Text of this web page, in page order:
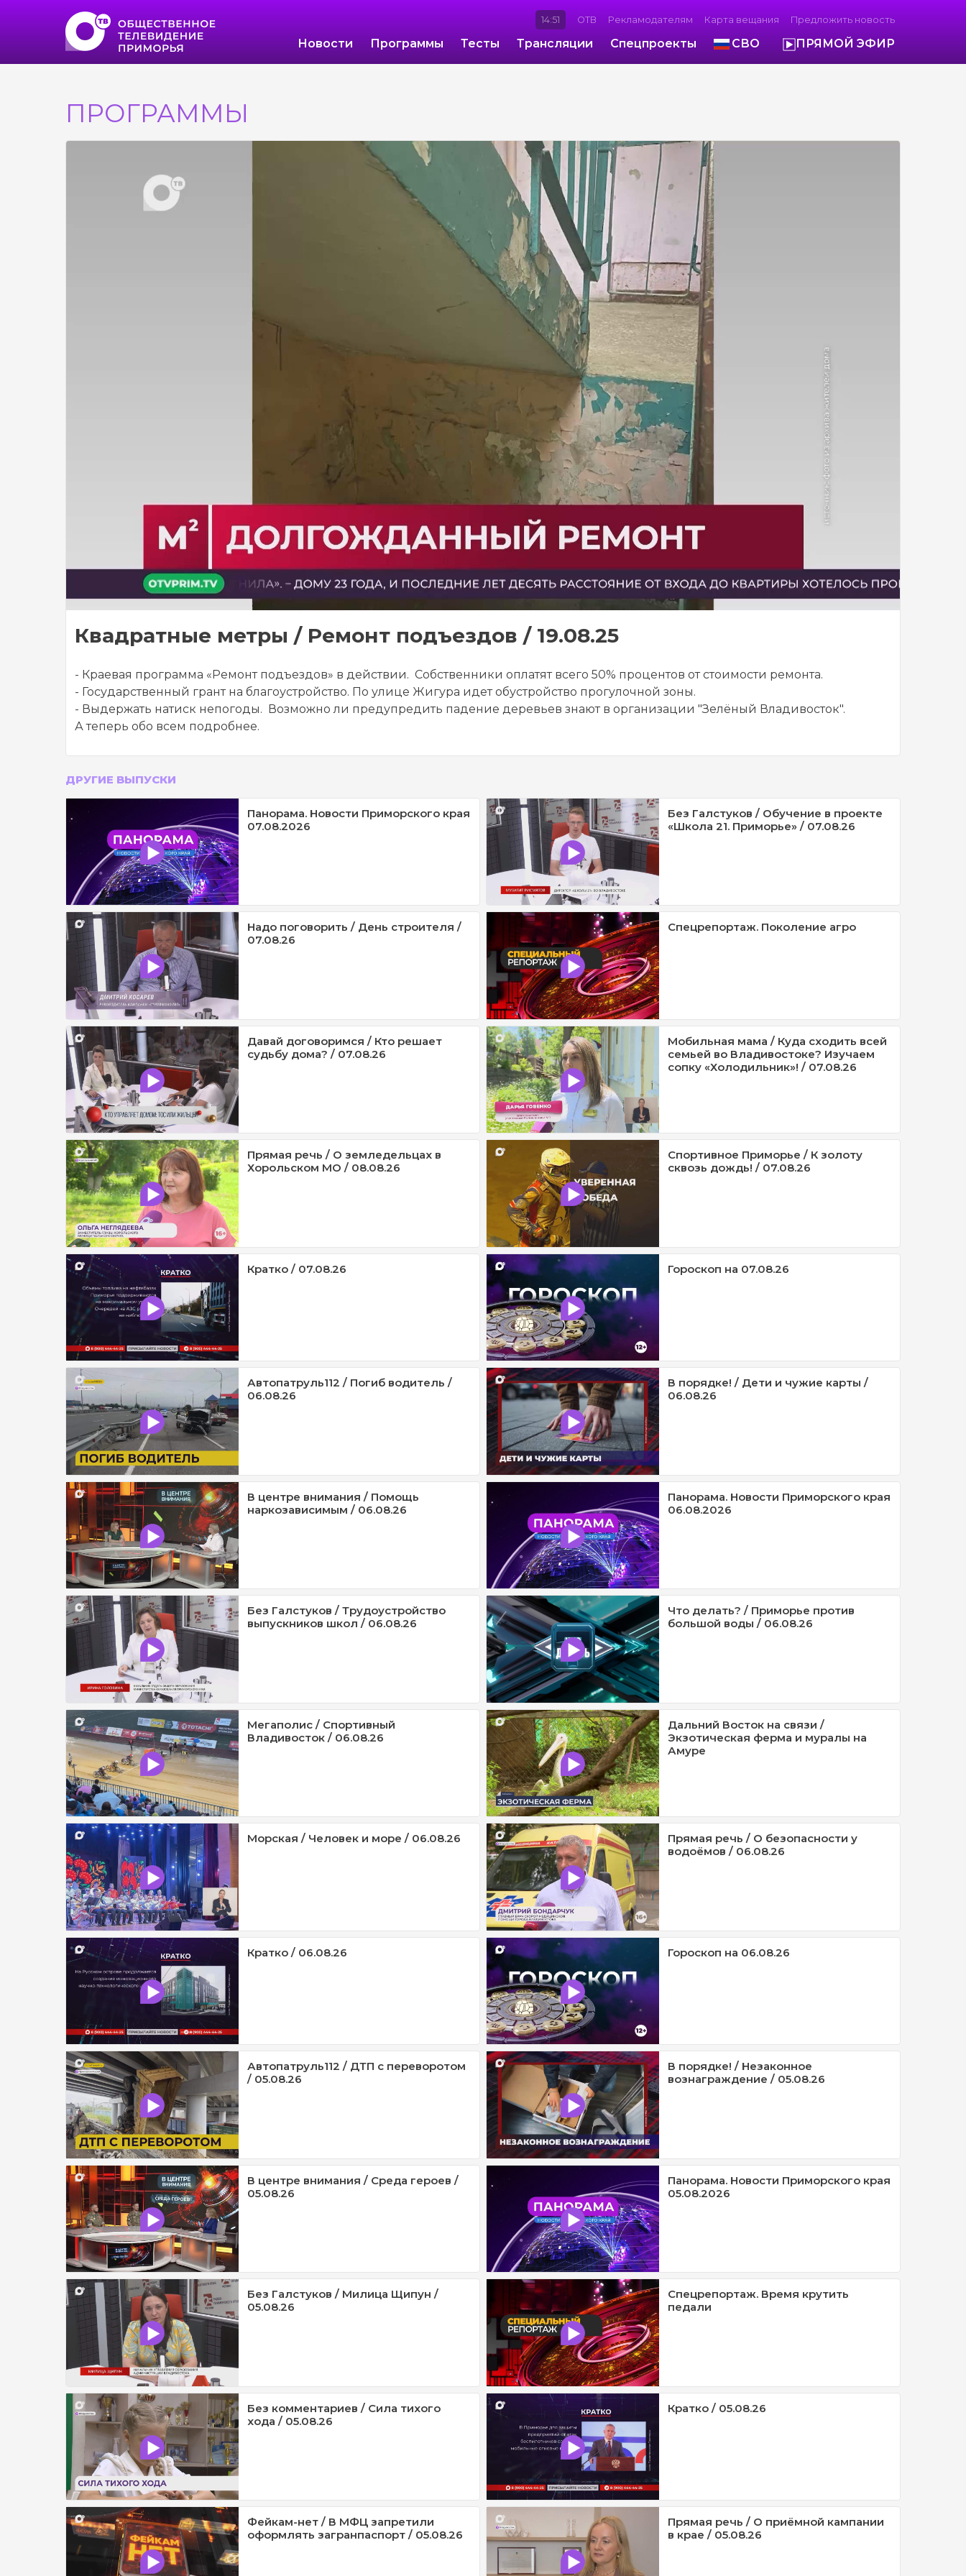
14:51 ОТВ Рекламодателям Карта вещания Предложить новость
Новости Программы Тесты Трансляции Спецпроекты СВО ПРЯМОЙ ЭФИР
ПРОГРАММЫ
Квадратные метры / Ремонт подъездов / 19.08.25
- Краевая программа «Ремонт подъездов» в действии. Собственники оплатят всего 50% процентов от стоимости ремонта.
- Государственный грант на благоустройство. По улице Жигура идет обустройство прогулочной зоны.
- Выдержать натиск непогоды. Возможно ли предупредить падение деревьев знают в организации "Зелёный Владивосток".
А теперь обо всем подробнее.
ДРУГИЕ ВЫПУСКИ
Панорама. Новости Приморского края
07.08.2026
Без Галстуков / Обучение в проекте
«Школа 21. Приморье» / 07.08.26
Надо поговорить / День строителя /
07.08.26
Спецрепортаж. Поколение агро
Давай договоримся / Кто решает
судьбу дома? / 07.08.26
Мобильная мама / Куда сходить всей
семьей во Владивостоке? Изучаем
сопку «Холодильник»! / 07.08.26
Прямая речь / О земледельцах в
Хорольском МО / 08.08.26
Спортивное Приморье / К золоту
сквозь дождь! / 07.08.26
Кратко / 07.08.26 Гороскоп на 07.08.26
Автопатруль112 / Погиб водитель /
06.08.26
В порядке! / Дети и чужие карты /
06.08.26
В центре внимания / Помощь
наркозависимым / 06.08.26
Панорама. Новости Приморского края
06.08.2026
Без Галстуков / Трудоустройство
выпускников школ / 06.08.26
Что делать? / Приморье против
большой воды / 06.08.26
Мегаполис / Спортивный
Владивосток / 06.08.26
Дальний Восток на связи /
Экзотическая ферма и муралы на
Амуре
Морская / Человек и море / 06.08.26
Прямая речь / О безопасности у
водоёмов / 06.08.26
Кратко / 06.08.26 Гороскоп на 06.08.26
Автопатруль112 / ДТП с переворотом
/ 05.08.26
В порядке! / Незаконное
вознаграждение / 05.08.26
В центре внимания / Среда героев /
05.08.26
Панорама. Новости Приморского края
05.08.2026
Без Галстуков / Милица Щипун /
05.08.26
Спецрепортаж. Время крутить
педали
Без комментариев / Сила тихого
хода / 05.08.26
Кратко / 05.08.26
Фейкам-нет / В МФЦ запретили
оформлять загранпаспорт / 05.08.26
Прямая речь / О приёмной кампании
в крае / 05.08.26